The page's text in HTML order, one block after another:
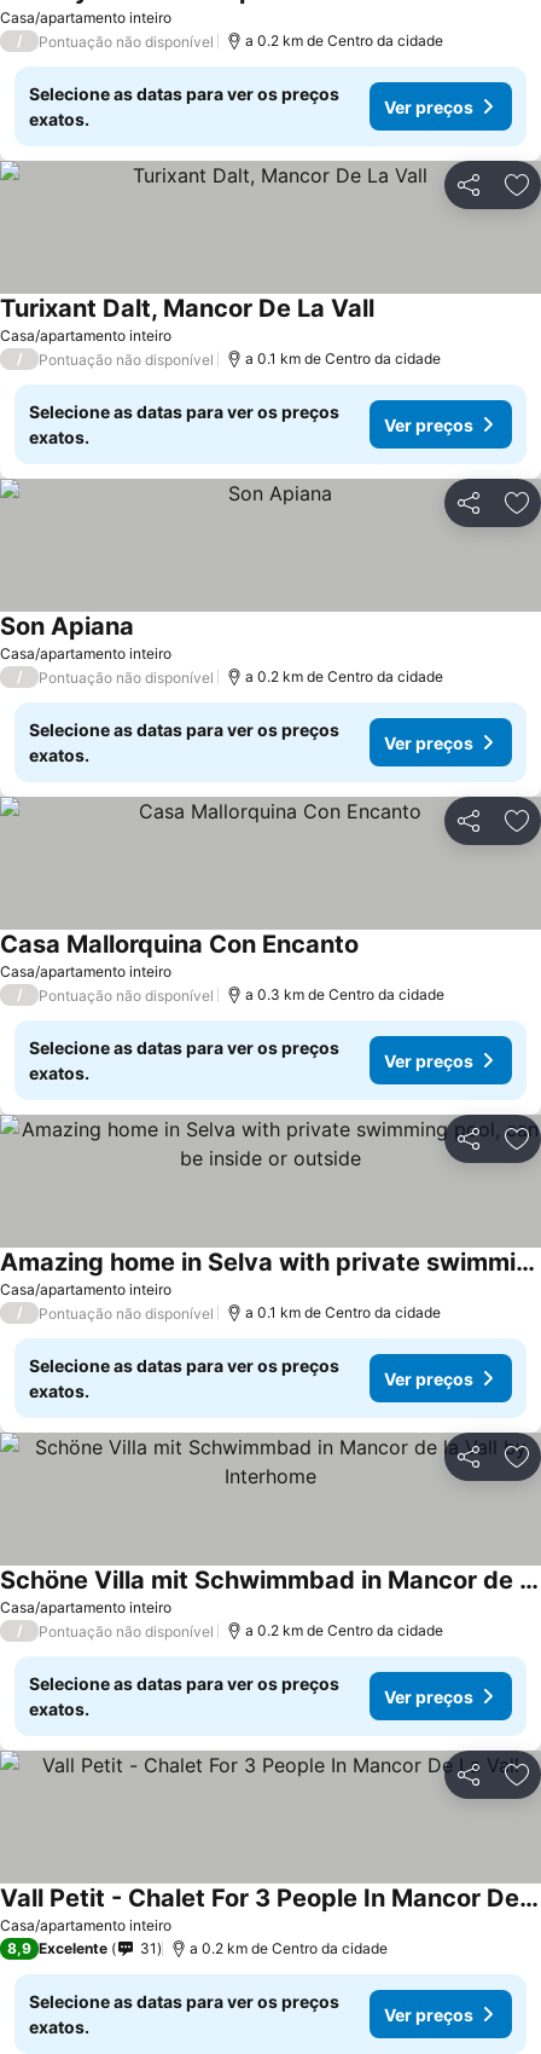
Casa/apartamento inteiro
/ Pontuação não disponível a 0.2 km de Centro da cidade
Selecione as datas para ver os preços
exatos.
Ver preços
Partilhar
Casa/apartamento inteiro
Turixant Dalt, Mancor De La Vall
/ Pontuação não disponível a 0.1 km de Centro da cidade
Selecione as datas para ver os preços
exatos.
Ver preços
Partilhar
Casa/apartamento inteiro
Son Apiana
/ Pontuação não disponível a 0.2 km de Centro da cidade
Selecione as datas para ver os preços
exatos.
Ver preços
Partilhar
Casa/apartamento inteiro
Casa Mallorquina Con Encanto
/ Pontuação não disponível a 0.3 km de Centro da cidade
Selecione as datas para ver os preços
exatos.
Ver preços
Partilhar
Casa/apartamento inteiro
Amazing home in Selva with private swimming pool, can be inside or outside
/ Pontuação não disponível a 0.1 km de Centro da cidade
Selecione as datas para ver os preços
exatos.
Ver preços
Partilhar
Casa/apartamento inteiro
Schöne Villa mit Schwimmbad in Mancor de la Vall by Interhome
/ Pontuação não disponível a 0.2 km de Centro da cidade
Selecione as datas para ver os preços
exatos.
Ver preços
Partilhar
Casa/apartamento inteiro
Vall Petit - Chalet For 3 People In Mancor De La Vall
8,9 Excelente 31 a 0.2 km de Centro da cidade
Selecione as datas para ver os preços
exatos.
Ver preços